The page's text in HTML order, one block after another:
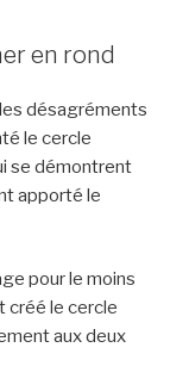
en rond
désagréments
le cercle
se démontrent
apporté le
pour le moins
créé le cercle
aux deux